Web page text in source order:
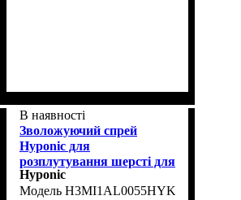
В наявності
Зволожуючий спрей
Hyponic для
розплутування шерсті для
всіх домашніх тварин, 55
мл
Hyponic
H3MI1AL0055HYKNN